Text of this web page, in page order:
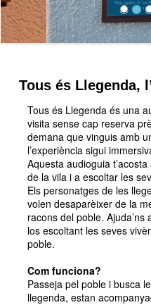
Tous és Llegenda,
Tous és Llegenda és una
visita sense cap reserva
demana que vinguis amb
l’experiència sigui
Aquesta audioguia
de la vila i a escoltar les
Els personatges de les
volen desaparèixer de la
racons del poble.
los escoltant les seves
poble.
Com funciona?
Passeja pel poble i busca
llegenda, estan